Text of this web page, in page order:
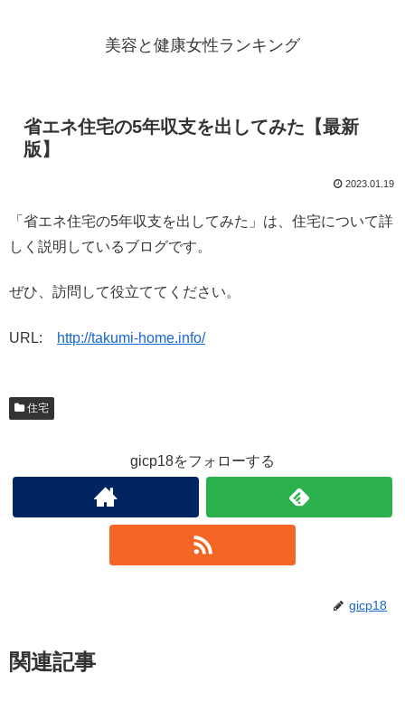
美容と健康女性ランキング
省エネ住宅の5年収支を出してみた【最新
版】
2023.01.19
「省エネ住宅の5年収支を出してみた」は、住宅について詳
しく説明しているブログです。
ぜひ、訪問して役立ててください。
URL: http://takumi-home.info/
住宅
gicp18をフォローする
gicp18
関連記事